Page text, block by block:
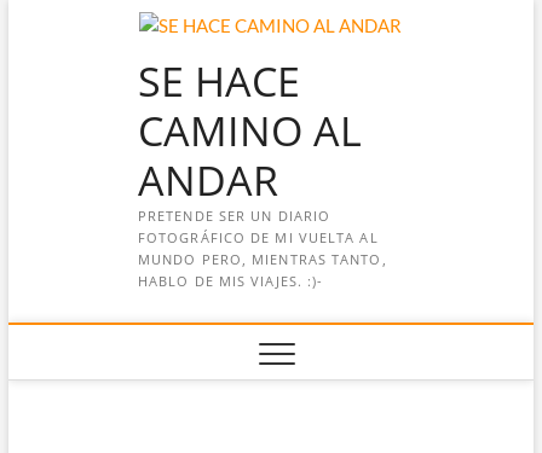
SE HACE
CAMINO AL
ANDAR
PRETENDE SER UN DIARIO
FOTOGRÁFICO DE MI VUELTA AL
MUNDO PERO, MIENTRAS TANTO,
HABLO DE MIS VIAJES. :)-